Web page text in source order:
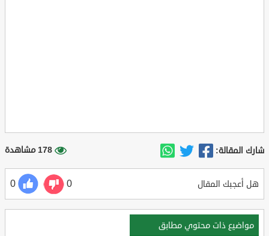
شارك المقالة: 178 مشاهدة
هل أعجبك المقال 0
0
مواضيع ذات محتوي مطابق